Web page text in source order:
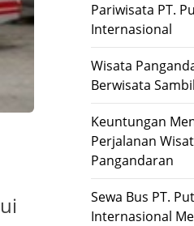
Pariwisata PT.
Internasional
Wisata
Berwisata
Keuntungan
Perjalanan
Pangandaran
Sewa Bus PT.
Internasional